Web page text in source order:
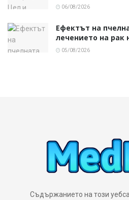
06/08/2026
Ефектът на
лечението на рак
05/08/2026
Съдържанието на този